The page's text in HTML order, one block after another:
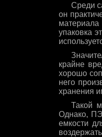
Среди
он
упаковка
крайне
хорошо
него
хранения
Такой
Однако,
емкости